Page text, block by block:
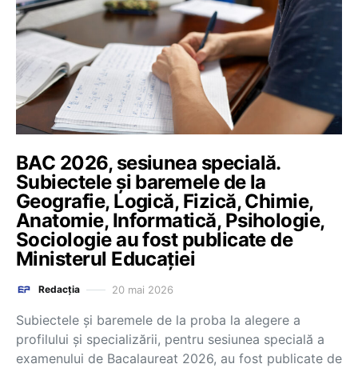
BAC 2026, sesiunea specială.
Subiectele și baremele de la
Geografie, Logică, Fizică, Chimie,
Anatomie, Informatică, Psihologie,
Sociologie au fost publicate de
Ministerul Educației
Redacția 20 mai 2026
Subiectele și baremele de la proba la alegere a
profilului și specializării, pentru sesiunea specială a
examenului de Bacalaureat 2026, au fost publicate de